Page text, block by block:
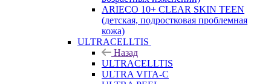
ARIECO 10+ CLEAR SKIN TEEN
(детская, подростковая проблемная
кожа)
ULTRACELLTIS
Назад
ULTRACELLTIS
ULTRA VITA-C